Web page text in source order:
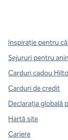
Inspirație pentru
Sejururi pentru
Carduri cadou
Carduri de credit
Declarația globală
Hartă site
Cariere